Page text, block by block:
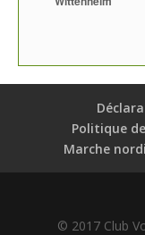
Politique
Marche
© 2017 Club